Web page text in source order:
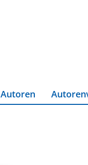
Autoren